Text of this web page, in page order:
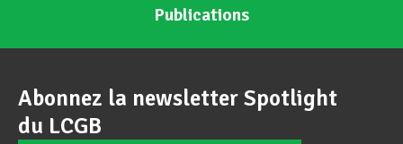
Publications
Abonnez la newsletter Spotlight
du LCGB